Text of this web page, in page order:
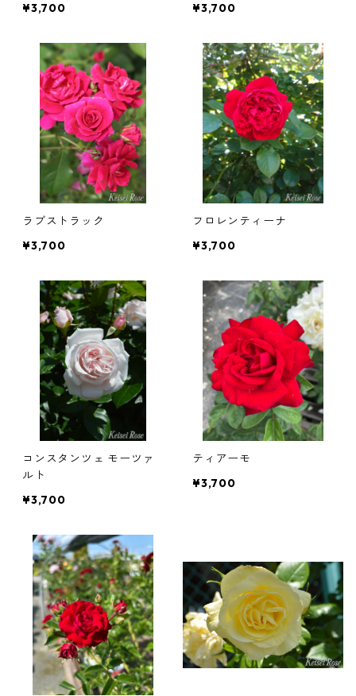
¥3,700
¥3,700
ラブストラック
¥3,700
フロレンティーナ
¥3,700
コンスタンツェ モーツァ
ルト
¥3,700
ティアーモ
¥3,700